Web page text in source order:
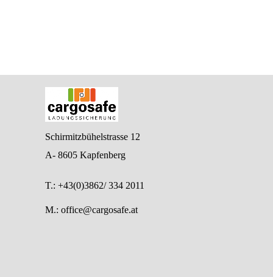
Schirmitzbühelstrasse 12
A- 8605 Kapfenberg
T.: +43(0)3862/ 334 2011
M.: office@cargosafe.at